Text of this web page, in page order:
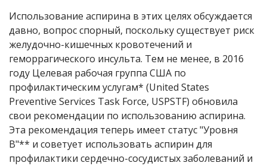
Использование аспирина в этих целях обсуждается
давно, вопрос спорный, поскольку существует риск
желудочно-кишечных кровотечений и
геморрагического инсульта. Тем не менее, в 2016
году Целевая рабочая группа США по
профилактическим услугам* (United States
Preventive Services Task Force, USPSTF) обновила
свои рекомендации по использованию аспирина.
Эта рекомендация теперь имеет статус "Уровня
B"** и советует использовать аспирин для
профилактики сердечно-сосудистых заболеваний и